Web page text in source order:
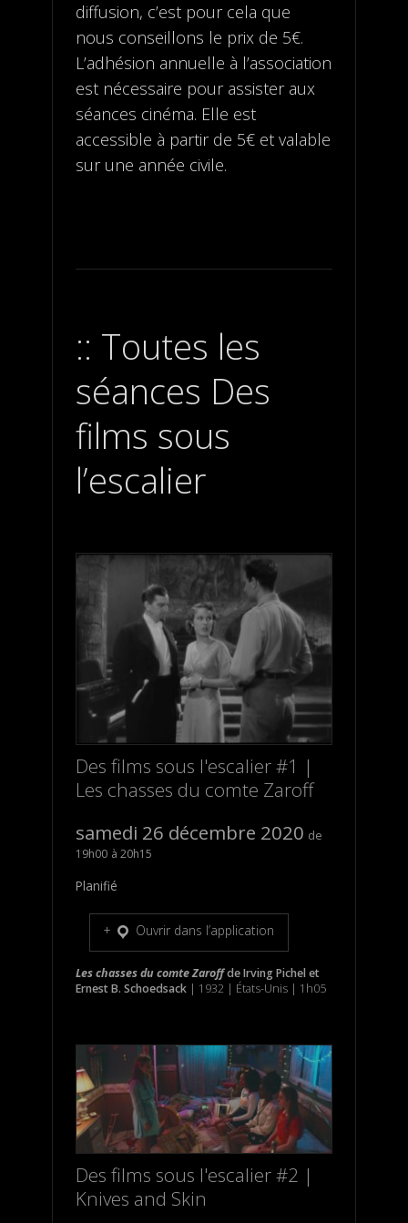
diffusion, c’est pour cela que
nous conseillons le prix de 5€.
L’adhésion annuelle à l’association
est nécessaire pour assister aux
séances cinéma. Elle est
accessible à partir de 5€ et valable
sur une année civile.
Toutes les
séances Des
films sous
l’escalier
Des films sous l'escalier #1 |
Les chasses du comte Zaroff
samedi 26 décembre 2020
19h00 20h15
Planifié
Ouvrir dans l’application
Les chasses du comte ZaroffdeIrving Pichelet
Ernest B. Schoedsack| 1932 | États-Unis | 1h05
Des films sous l'escalier #2 |
Knives and Skin